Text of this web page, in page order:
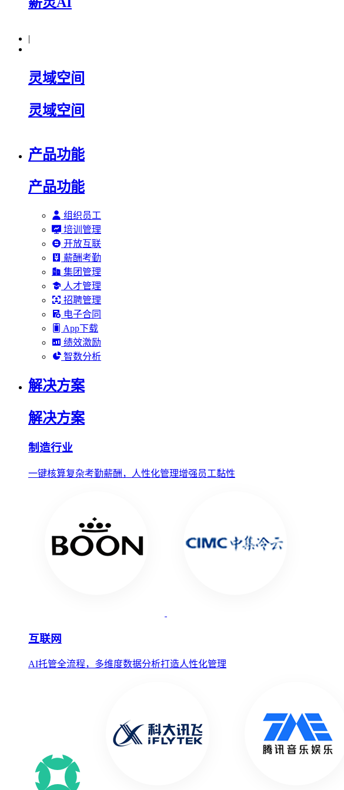
|
灵域空间
灵域空间
产品功能
产品功能
组织员工
培训管理
开放互联
薪酬考勤
集团管理
人才管理
招聘管理
电子合同
App下载
绩效激励
智数分析
解决方案
解决方案
制造行业
一键核算复杂考勤薪酬，人性化管理增强员工黏性
互联网
AI托管全流程，多维度数据分析打造人性化管理